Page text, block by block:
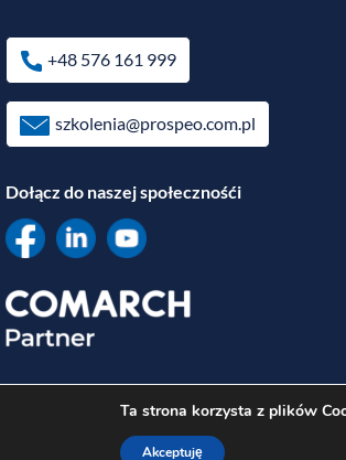
+48 576 161 999
szkolenia@prospeo.com.pl
Dołącz do naszej społecznośći
Wszelkie prawa zastrzeżone.
Ta strona korzysta z plików
Akceptuję